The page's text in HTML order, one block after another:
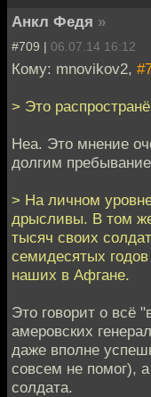
Анкл Федя »
#709 | 06.07.14 16:12
Кому: mnovikov2,
> Это
Неа. Это мнение
долгим
> На личном
дрысливы. В том
тысяч своих
семидесятых
наших в Афгане.
Это говорит о всё
амеровских
даже вполне
совсем не помог),
солдата.